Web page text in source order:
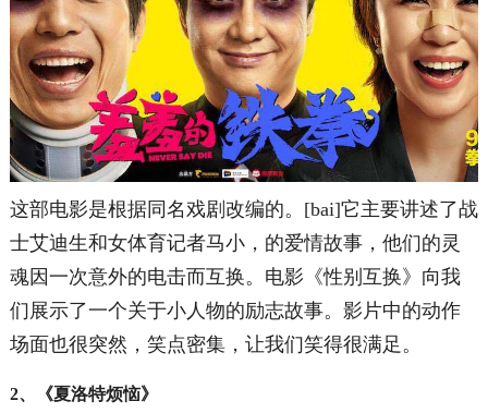
这部电影是根据同名戏剧改编的。[bai]它主要讲述了战
士艾迪生和女体育记者马小，的爱情故事，他们的灵
魂因一次意外的电击而互换。电影《性别互换》向我
们展示了一个关于小人物的励志故事。影片中的动作
场面也很突然，笑点密集，让我们笑得很满足。
2、《夏洛特烦恼》